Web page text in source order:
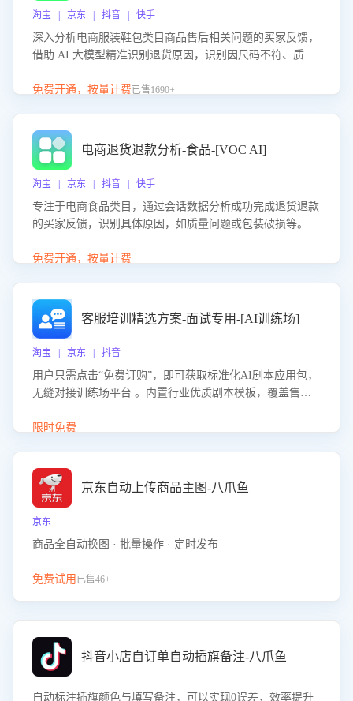
淘宝 | 京东 | 抖音 | 快手
深入分析电商服装鞋包类目商品售后相关问题的买家反馈，
借助 AI 大模型精准识别退货原因，识别因尺码不符、质量
议，助力商家优化产品或服务，实现销售额的显著提升。
免费开通，按量计费已售1690+
电商退货退款分析-食品-[VOC AI]
淘宝 | 京东 | 抖音 | 快手
专注于电商食品类目，通过会话数据分析成功完成退货退款
的买家反馈，识别具体原因，如质量问题或包装破损等。结
商家降低退款率，提升售后效率。
免费开通，按量计费
客服培训精选方案-面试专用-[AI训练场]
淘宝 | 京东 | 抖音
用户只需点击“免费订购”，即可获取标准化AI剧本应用包，
无缝对接训练场平台 。内置行业优质剧本模板，覆盖售前
初始化时间，助力企业快速启动智能客服训练
限时免费
京东自动上传商品主图-八爪鱼
京东
商品全自动换图 · 批量操作 · 定时发布
免费试用 已售46+
抖音小店自订单自动插旗备注-八爪鱼
自动标注插旗颜色与填写备注，可以实现0误差，效率提升